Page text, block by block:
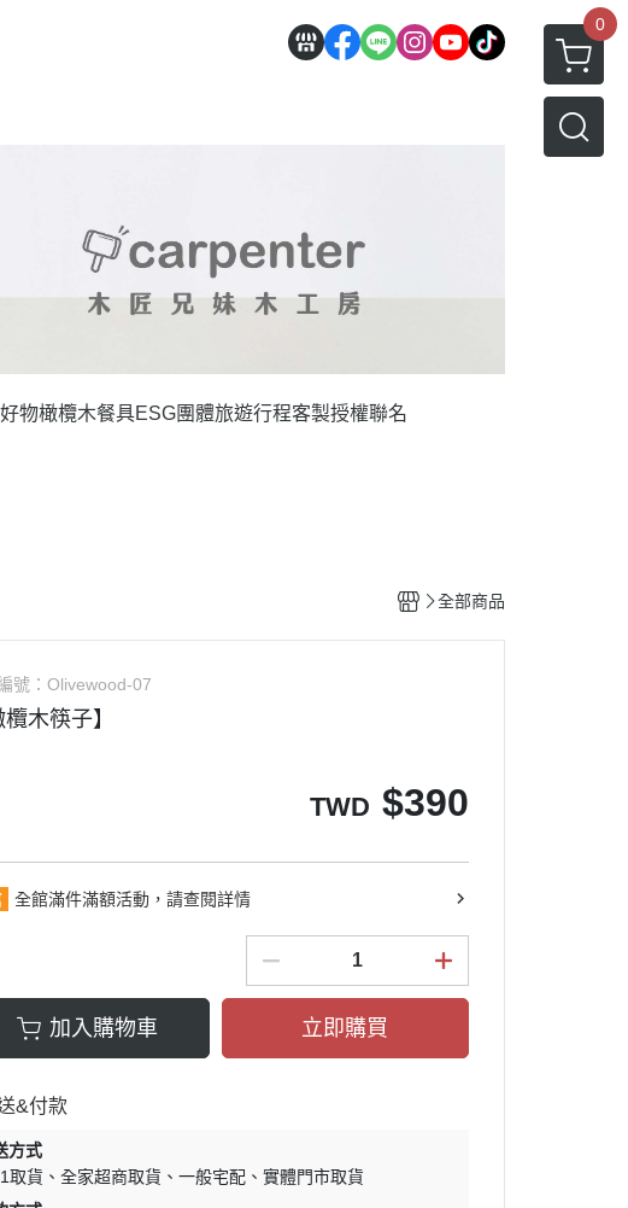
0
物橄欖木餐具ESG團體旅遊行程客製授權聯名
全部商品
號：Olivewood-07
欖木筷子】
TWD $390
全館滿件滿額活動，請查閱詳情
加入購物車 立即購買
&付款
方式
取貨
全家超商取貨 一般宅配
實體門市取貨